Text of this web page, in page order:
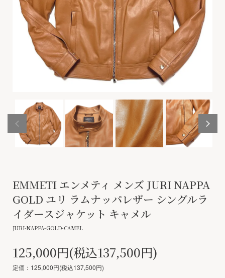
EMMETI エンメティ メンズ JURI NAPPA
GOLD ユリ ラムナッパレザー シングルラ
イダースジャケット キャメル
JURI-NAPPA-GOLD-CAMEL
125,000円(税込137,500円)
定価：125,000円(税込137,500円)